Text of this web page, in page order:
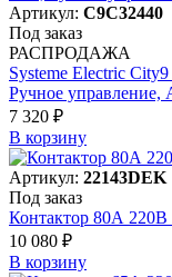
Артикул: C9C32440
Под заказ
РАСПРОДАЖА
Systeme Electric
Ручное управление,
7 320 ₽
В корзинy
Артикул: 22143DEK
Под заказ
Контактор 80А
10 080 ₽
В корзинy